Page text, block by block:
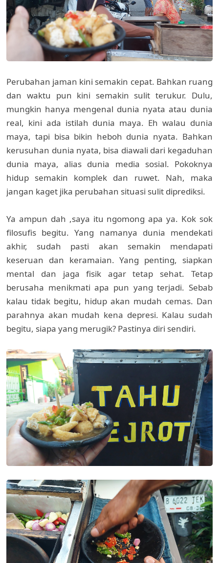
Perubahan jaman kini semakin cepat. Bahkan ruang
dan waktu pun kini semakin sulit terukur. Dulu,
mungkin hanya mengenal dunia nyata atau dunia
real, kini ada istilah dunia maya. Eh walau dunia
maya, tapi bisa bikin heboh dunia nyata. Bahkan
kerusuhan dunia nyata, bisa diawali dari kegaduhan
dunia maya, alias dunia media sosial. Pokoknya
hidup semakin komplek dan ruwet. Nah, maka
jangan kaget jika perubahan situasi sulit diprediksi.
Ya ampun dah ,saya itu ngomong apa ya. Kok sok
filosufis begitu. Yang namanya dunia mendekati
akhir, sudah pasti akan semakin mendapati
keseruan dan keramaian. Yang penting, siapkan
mental dan jaga fisik agar tetap sehat. Tetap
berusaha menikmati apa pun yang terjadi. Sebab
kalau tidak begitu, hidup akan mudah cemas. Dan
parahnya akan mudah kena depresi. Kalau sudah
begitu, siapa yang merugik? Pastinya diri sendiri.